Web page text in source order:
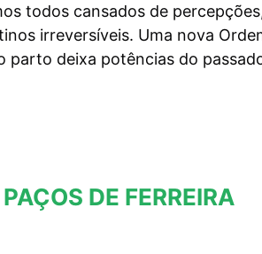
todos cansados de
irreversíveis. Uma nova
parto deixa potências do
DE FERREIRA